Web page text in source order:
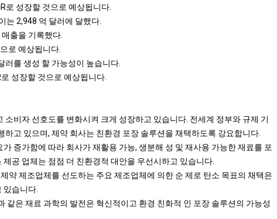
로 성장할 것으로 예상됩니다.
는 2,948 억 달러에 달했다.
출을 기록했다.
로 예상됩니다.
를 생성 할 가능성이 높습니다.
성장할 것으로 예상됩니다.
비자 선호도를 변화시켜 크게 성장하고 있습니다. 전세계 정부와 규제 기
고 있으며, 제약 회사는 친환경 포장 솔루션을 채택하도록 강요합니다.
증가함에 따라 회사가 재활용 가능, 생분해 성 및 재사용 가능한 재료를 포
공 업체는 점점 더 친환경적 대안을 우선시하고 있습니다.
약 제조업체를 선도하는 주요 제조업체에 의한 순 제로 탄소 목표의 채택은
있습니다.
같은 재료 과학의 발전은 혁신적이고 환경 친화적 인 포장 솔루션의 가능성